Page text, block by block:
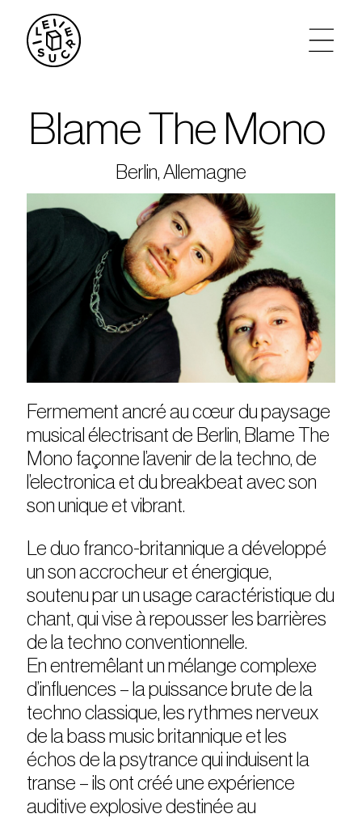
agenda
tickets
le sucre max
partenariats
privatisations
Blame The Mono
Berlin, Allemagne
Fermement ancré au cœur du paysage
musical électrisant de Berlin, Blame The
Mono façonne l’avenir de la techno, de
l’electronica et du breakbeat avec son
son unique et vibrant.
Le duo franco-britannique a développé
un son accrocheur et énergique,
soutenu par un usage caractéristique du
chant, qui vise à repousser les barrières
de la techno conventionnelle.
En entremêlant un mélange complexe
d’influences – la puissance brute de la
techno classique, les rythmes nerveux
de la bass music britannique et les
échos de la psytrance qui induisent la
transe – ils ont créé une expérience
auditive explosive destinée au